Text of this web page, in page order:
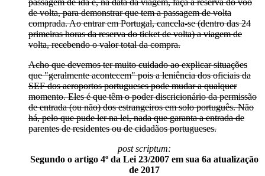
passagem de ida e, na data da viagem, faça a reserva do vôo
de volta, para demonstrar que tem a passagem de volta
comprada. Ao entrar em Portugal, cancela-se (dentro das 24
primeiras horas da reserva do ticket de volta) a viagem de
volta, recebendo o valor total da compra.
Acho que devemos ter muito cuidado ao explicar situações
que "geralmente acontecem" pois a leniência dos oficiais da
SEF dos aeroportos portugueses pode mudar a qualquer
momento. Eles é que têm o poder discricionário da permissão
de entrada (ou não) dos estrangeiros em solo português. Não
há, pelo que pude ler na lei, nada que garanta a entrada de
parentes de residentes ou de cidadãos portugueses.
post scriptum:
Segundo o artigo 4º da Lei 23/2007 em sua 6a atualização
de 2017